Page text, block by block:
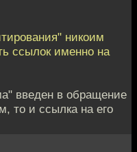
никоим
ссылок именно на
введен в обращение
то и ссылка на его